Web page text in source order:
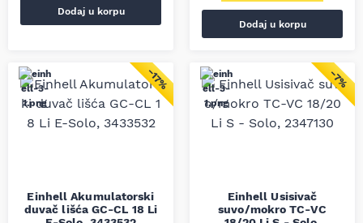
Dodaj u korpu
Dodaj u korpu
−17%
Einhell Akumulatorski
duvač lišća GC-CL 18 Li
−7%
Einhell Usisivač
suvo/mokro TC-VC